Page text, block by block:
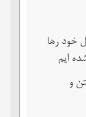
خود رها
ایم
و